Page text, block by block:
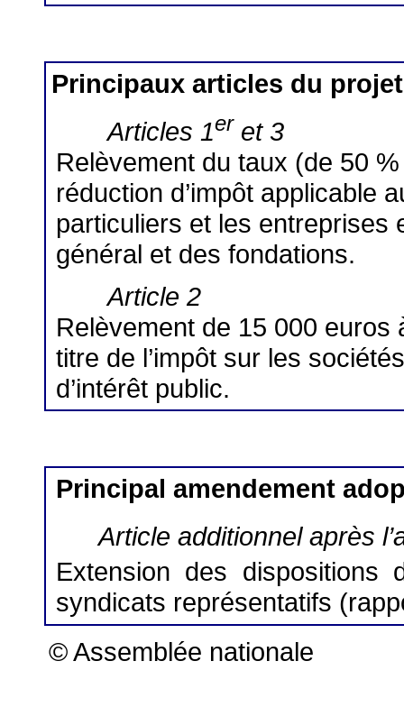
Principaux articles du
Articles 1er et 3
Relèvement du taux (de 50
réduction d’impôt applicable
particuliers et les entreprises
général et des fondations.
Article 2
Relèvement de 15 000 euros
titre de l’impôt sur les
d’intérêt public.
Principal amendement
Article additionnel après
Extension des dispositions
syndicats représentatifs
© Assemblée nationale